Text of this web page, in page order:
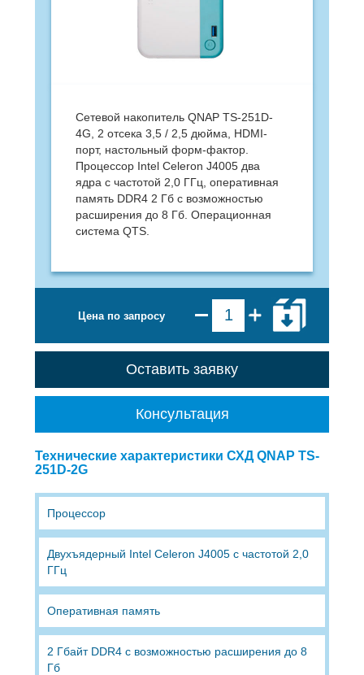
Сетевой накопитель QNAP TS-251D-
4G, 2 отсека 3,5 / 2,5 дюйма, HDMI-
порт, настольный форм-фактор.
Процессор Intel Celeron J4005 два
ядра с частотой 2,0 ГГц, оперативная
память DDR4 2 Гб с возможностью
расширения до 8 Гб. Операционная
система QTS.
Цена по запросу
Оставить заявку
Консультация
Технические характеристики СХД QNAP TS-
251D-2G
Процессор
Двухъядерный Intel Celeron J4005 с частотой 2,0
ГГц
Оперативная память
2 Гбайт DDR4 с возможностью расширения до 8
Гб